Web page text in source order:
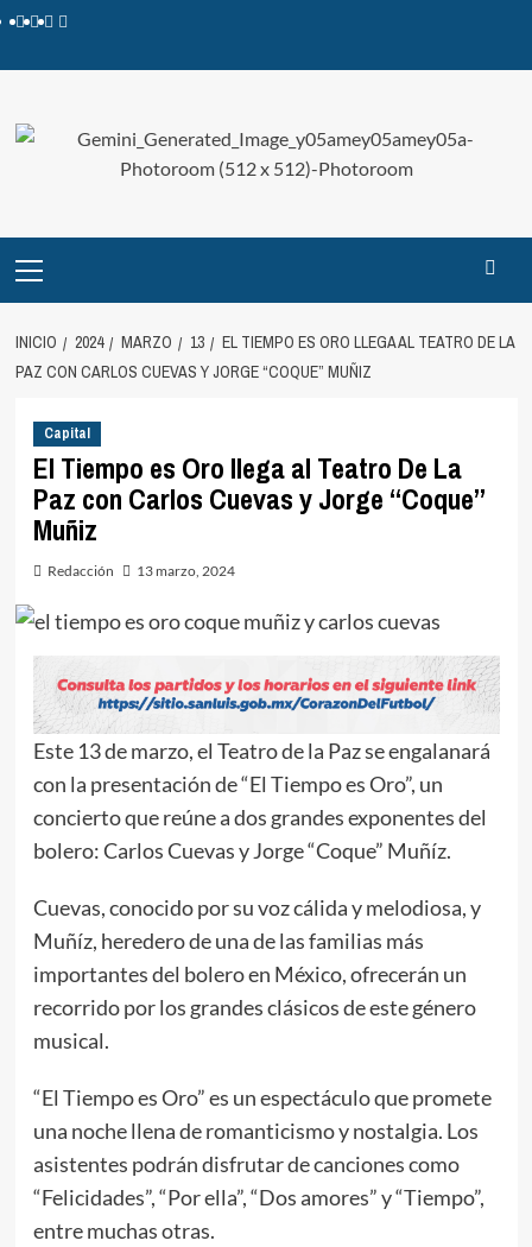
INICIO 2024 MARZO 13
EL TIEMPO ES ORO LLEGA AL TEATRO DE LA
PAZ CON CARLOS CUEVAS Y JORGE “COQUE” MUÑIZ
Capital
El Tiempo es Oro llega al Teatro De La
Paz con Carlos Cuevas y Jorge “Coque”
Muñiz
Redacción 13 marzo, 2024
Este 13 de marzo, el Teatro de la Paz se engalanará
con la presentación de “El Tiempo es Oro”, un
concierto que reúne a dos grandes exponentes del
bolero: Carlos Cuevas y Jorge “Coque” Muñíz.
Cuevas, conocido por su voz cálida y melodiosa, y
Muñíz, heredero de una de las familias más
importantes del bolero en México, ofrecerán un
recorrido por los grandes clásicos de este género
musical.
“El Tiempo es Oro” es un espectáculo que promete
una noche llena de romanticismo y nostalgia. Los
asistentes podrán disfrutar de canciones como
“Felicidades”, “Por ella”, “Dos amores” y “Tiempo”,
entre muchas otras.